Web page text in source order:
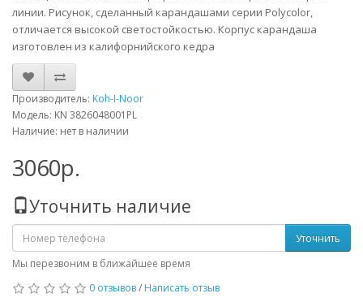
линии. Рисунок, сделанный карандашами серии Polycolor,
отличается высокой светостойкостью. Корпус карандаша
изготовлен из калифорнийского кедра
Производитель: Koh-I-Noor
Модель: KN 3826048001PL
Наличие: нет в наличии
3060р.
Уточнить наличие
Уточнить
Мы перезвоним в ближайшее время
0 отзывов/ Написать отзыв